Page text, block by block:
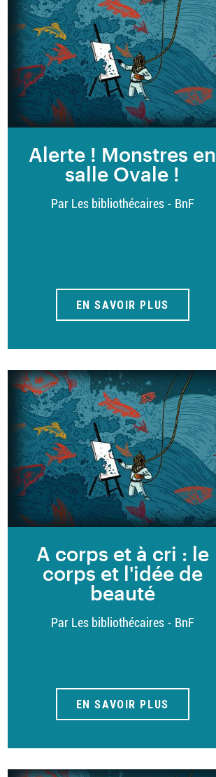
Alerte ! Monstres en
salle Ovale !
Par Les bibliothécaires - BnF
EN SAVOIR PLUS
A corps et à cri : le
corps et l'idée de
beauté
Par Les bibliothécaires - BnF
EN SAVOIR PLUS